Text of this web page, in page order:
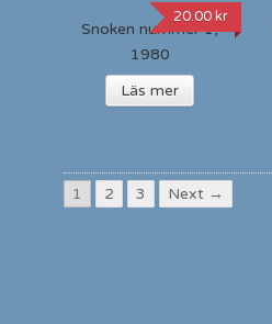
Snoken nummer 1,
1980
20.00 kr
Läs mer
1 2 3 Next →